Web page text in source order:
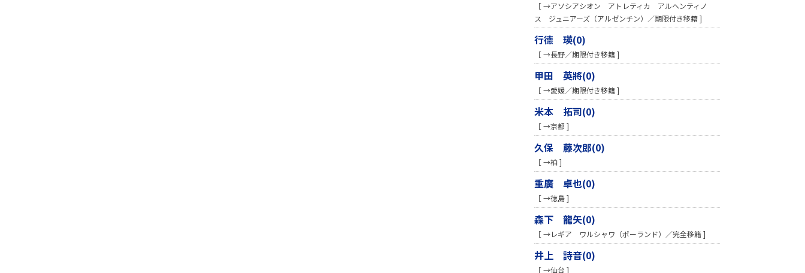
［ →アソシアシオン アトレティカ アルヘンティノ
ス ジュニアーズ（アルゼンチン）／期限付き移籍 ]
行德 瑛(0)
［ →長野／期限付き移籍 ]
甲田 英將(0)
［ →愛媛／期限付き移籍 ]
米本 拓司(0)
［ →京都 ]
久保 藤次郎(0)
［ →柏 ]
重廣 卓也(0)
［ →徳島 ]
森下 龍矢(0)
［ →レギア ワルシャワ（ポーランド）／完全移籍 ]
井上 詩音(0)
［ →仙台 ]